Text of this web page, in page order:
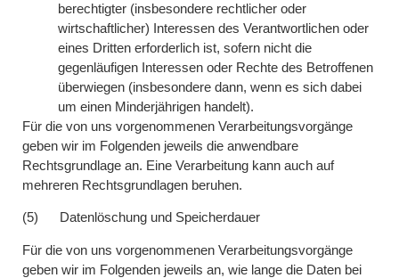
berechtigter (insbesondere rechtlicher oder
wirtschaftlicher) Interessen des Verantwortlichen oder
eines Dritten erforderlich ist, sofern nicht die
gegenläufigen Interessen oder Rechte des Betroffenen
überwiegen (insbesondere dann, wenn es sich dabei
um einen Minderjährigen handelt).
Für die von uns vorgenommenen Verarbeitungsvorgänge
geben wir im Folgenden jeweils die anwendbare
Rechtsgrundlage an. Eine Verarbeitung kann auch auf
mehreren Rechtsgrundlagen beruhen.
(5) Datenlöschung und Speicherdauer
Für die von uns vorgenommenen Verarbeitungsvorgänge
geben wir im Folgenden jeweils an, wie lange die Daten bei